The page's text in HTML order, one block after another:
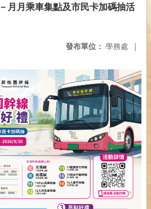
月月乘車集點及市民卡加碼抽活
發布單位： 學務處 |